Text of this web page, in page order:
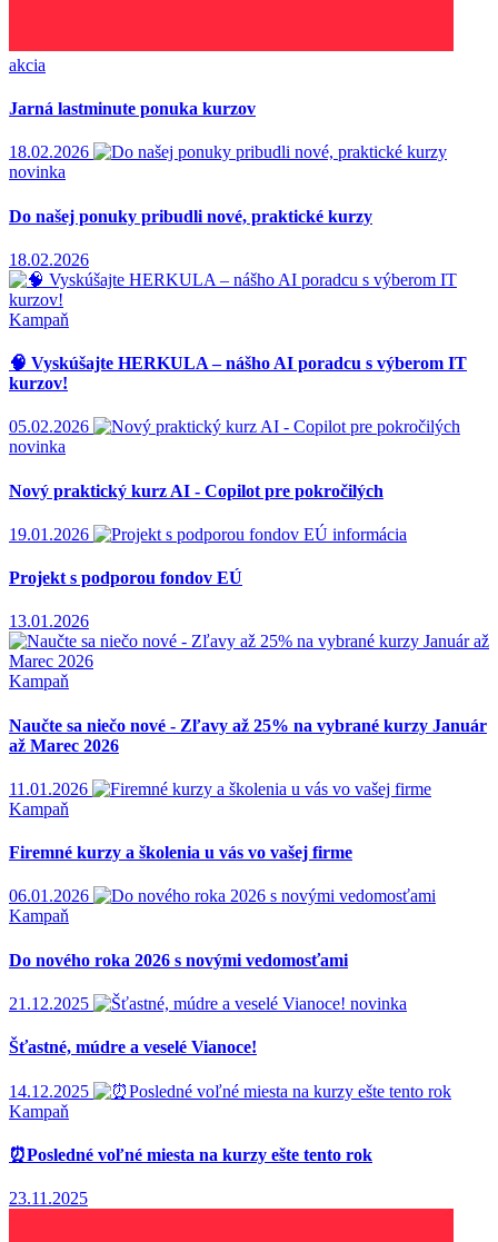
akcia
Jarná lastminute ponuka kurzov
18.02.2026
novinka
Do našej ponuky pribudli nové, praktické kurzy
18.02.2026
Kampaň
🧠 Vyskúšajte HERKULA – nášho AI poradcu s výberom IT
kurzov!
05.02.2026
novinka
Nový praktický kurz AI - Copilot pre pokročilých
19.01.2026 informácia
Projekt s podporou fondov EÚ
13.01.2026
Kampaň
Naučte sa niečo nové - Zľavy až 25% na vybrané kurzy Január
až Marec 2026
11.01.2026
Kampaň
Firemné kurzy a školenia u vás vo vašej firme
06.01.2026
Kampaň
Do nového roka 2026 s novými vedomosťami
21.12.2025 novinka
Šťastné, múdre a veselé Vianoce!
14.12.2025
Kampaň
⏰Posledné voľné miesta na kurzy ešte tento rok
23.11.2025